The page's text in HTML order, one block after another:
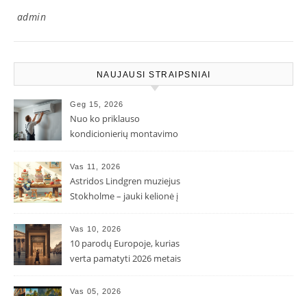
admin
NAUJAUSI STRAIPSNIAI
Geg 15, 2026
Nuo ko priklauso
kondicionierių montavimo
Vas 11, 2026
Astridos Lindgren muziejus
Stokholme – jauki kelionė į
Vas 10, 2026
10 parodų Europoje, kurias
verta pamatyti 2026 metais
Vas 05, 2026